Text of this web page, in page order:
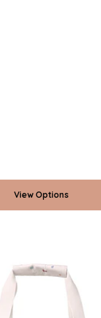
View Options